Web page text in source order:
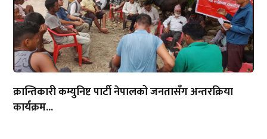
क्रान्तिकारी कम्युनिष्ट पार्टी नेपालको जनतासँग अन्तरक्रिया
कार्यक्रम...